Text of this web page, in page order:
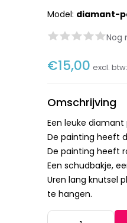
Model: diamant-
Nog
€15,00 excl.
Omschrijving
Een leuke
De painting heeft
De painting heeft
Een schudbakje,
Uren lang knutsel
te hangen.